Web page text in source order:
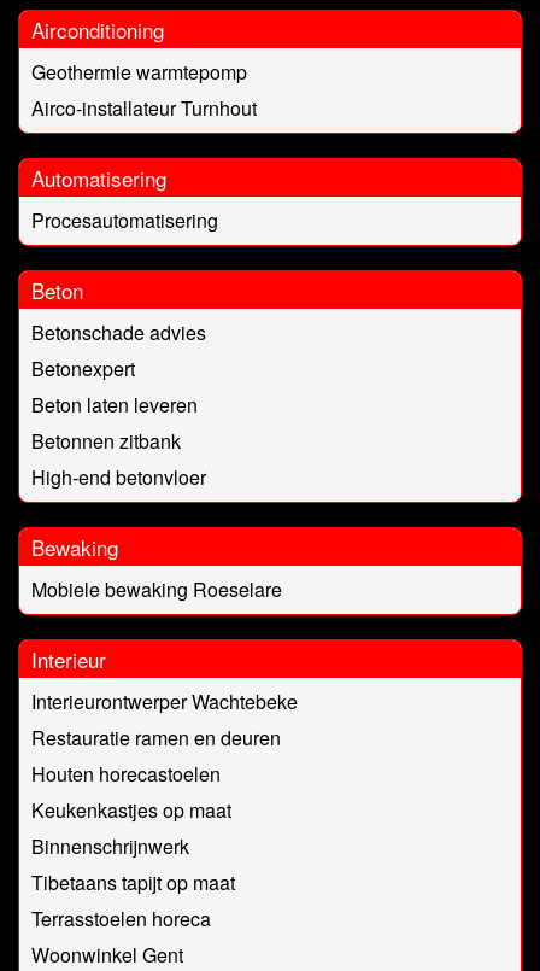
Airconditioning
Geothermie warmtepomp
Airco-installateur Turnhout
Automatisering
Procesautomatisering
Beton
Betonschade advies
Betonexpert
Beton laten leveren
Betonnen zitbank
High-end betonvloer
Bewaking
Mobiele bewaking Roeselare
Interieur
Interieurontwerper Wachtebeke
Restauratie ramen en deuren
Houten horecastoelen
Keukenkastjes op maat
Binnenschrijnwerk
Tibetaans tapijt op maat
Terrasstoelen horeca
Woonwinkel Gent